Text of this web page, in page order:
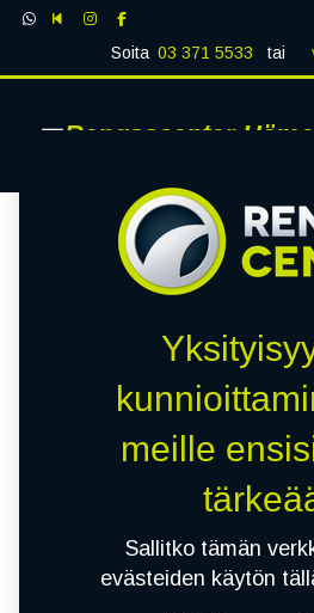
Soita 03 371 5533 tai
Rengascenter
meille
Sallitko tämän
evästeiden käytön